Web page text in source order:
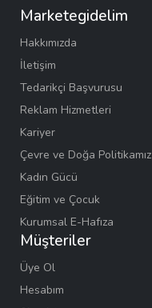
Marketegidelim
Hakkımızda
İletişim
Tedarikçi Başvurusu
Reklam Hizmetleri
Kariyer
Çevre ve Doğa Politikamız
Kadın Gücü
Eğitim ve Çocuk
Kurumsal E-Hafıza
Müşteriler
Üye Ol
Hesabım